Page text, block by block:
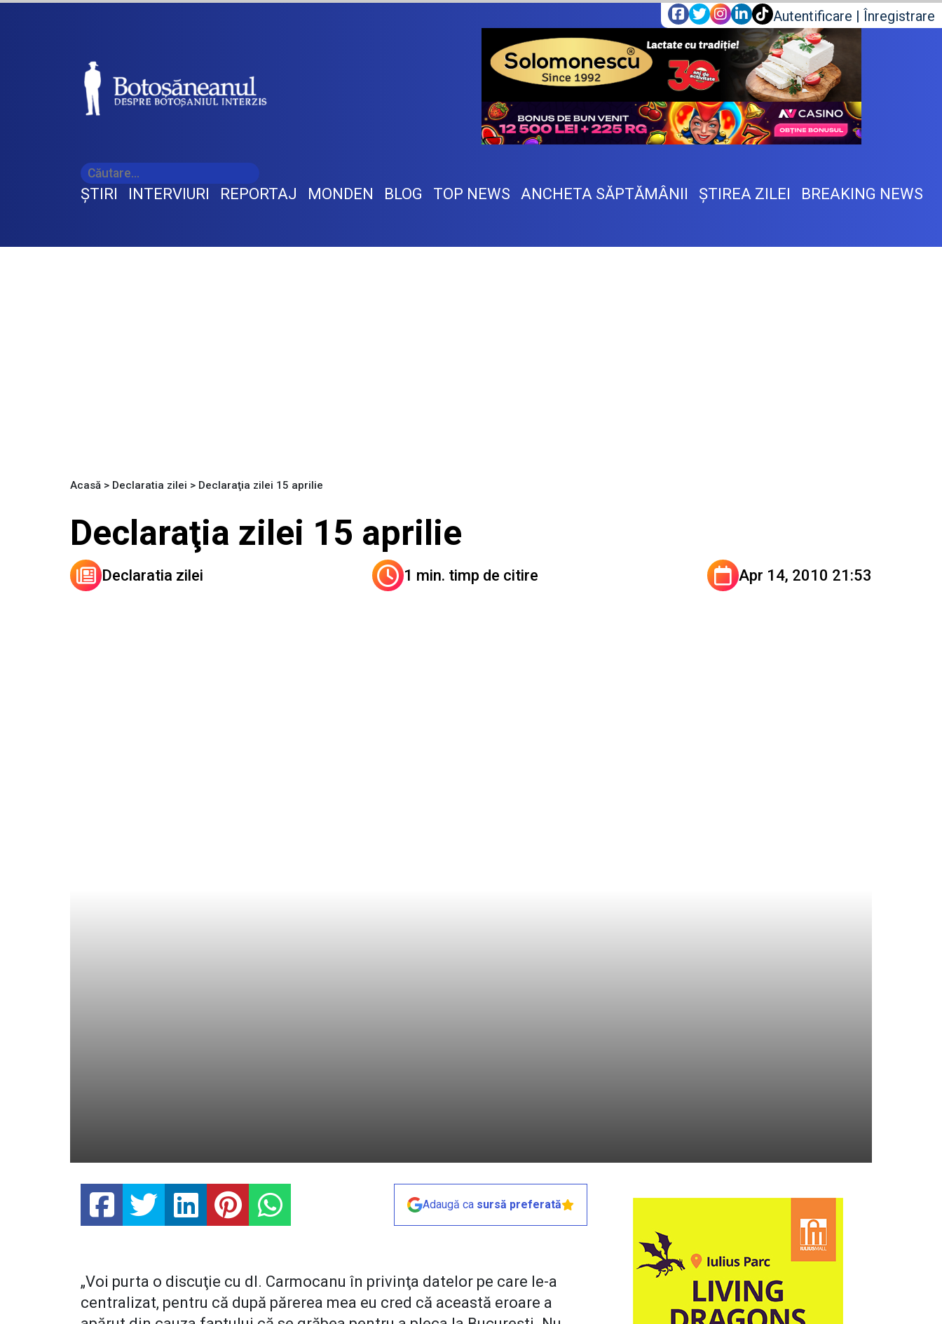
Autentificare | Înregistrare
ŞTIRI INTERVIURI REPORTAJ MONDEN BLOG TOP NEWS ANCHETA SĂPTĂMÂNII ŞTIREA ZILEI BREAKING NEWS
Acasă > Declaratia zilei > Declaraţia zilei 15 aprilie
Declaraţia zilei 15 aprilie
Declaratia zilei 1 min. timp de citire Apr 14, 2010 21:53
Adaugă ca sursă preferată
„Voi purta o discuţie cu dl. Carmocanu în privinţa datelor pe care le-a
centralizat, pentru că după părerea mea eu cred că această eroare a